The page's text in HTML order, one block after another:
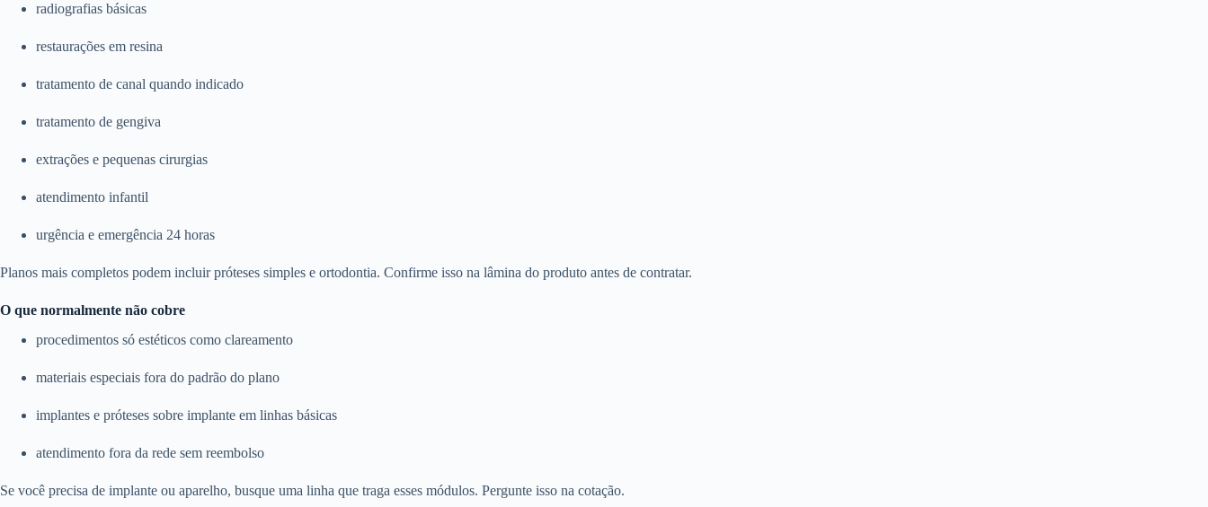
radiografias básicas
restaurações em resina
tratamento de canal quando indicado
tratamento de gengiva
extrações e pequenas cirurgias
atendimento infantil
urgência e emergência 24 horas
Planos mais completos podem incluir próteses simples e ortodontia. Confirme isso na lâmina do produto antes de contratar.
O que normalmente não cobre
procedimentos só estéticos como clareamento
materiais especiais fora do padrão do plano
implantes e próteses sobre implante em linhas básicas
atendimento fora da rede sem reembolso
Se você precisa de implante ou aparelho, busque uma linha que traga esses módulos. Pergunte isso na cotação.